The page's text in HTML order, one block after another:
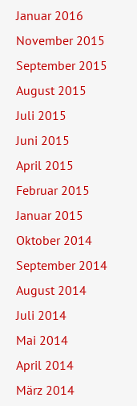
Januar 2016
November 2015
September 2015
August 2015
Juli 2015
Juni 2015
April 2015
Februar 2015
Januar 2015
Oktober 2014
September 2014
August 2014
Juli 2014
Mai 2014
April 2014
März 2014